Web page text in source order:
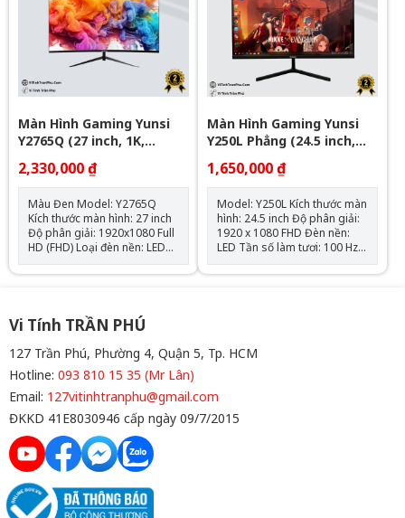
Màn Hình Gaming Yunsi
Y2765Q (27 inch, 1K,
165HZ, VA, 1ms, Cong)
2,330,000 ₫
Màu Đen Model: Y2765Q
Kích thước màn hình: 27 inch
Độ phân giải: 1920x1080 Full
HD (FHD) Loại đèn nền: LED
Tần số làm mới: 165Hz Thời
phản hồi: 1ms (IMS) Góc
VGA x1, HDMI x1 Điện áp tiêu
thụ: 12V, 3A Tiêu thụ điện
năng: 30W Màu sắc: 100%
SRGB
Màn Hình Gaming Yunsi
Y250L Phẳng (24.5 inch,
FHD, 100Hz, 1ms)
1,650,000 ₫
Model: Y250L Kích thước màn
hình: 24.5 inch Độ phân giải:
1920 x 1080 FHD Đèn nền:
LED Tần số làm tươi: 100 Hz,
Thời gian phản hồi: 1 ms,
Nguồn đầu vào: DP x1, HDMI
Vi Tính TRẦN PHÚ
127 Trần Phú, Phường 4, Quận 5, Tp. HCM
Hotline: 093 810 15 35 (Mr Lân)
Email: 127vitinhtranphu@gmail.com
ĐKKD 41E8030946 cấp ngày 09/7/2015